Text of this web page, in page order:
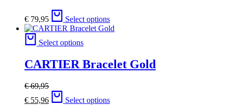
€ 79,95 Select options
Select options
CARTIER Bracelet Gold
€69,95
€ 55,96 Select options